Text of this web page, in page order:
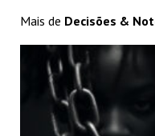
Mais de Decisões &